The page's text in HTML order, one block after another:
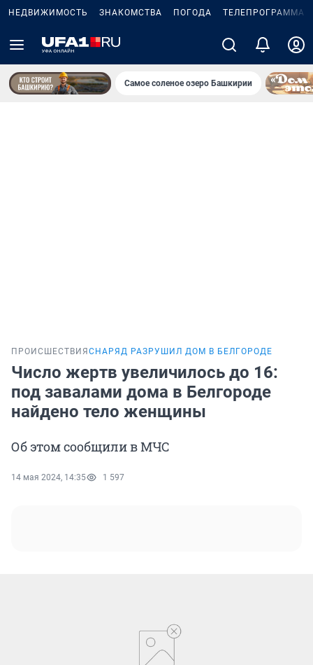
НЕДВИЖИМОСТЬ ЗНАКОМСТВА ПОГОДА ТЕЛЕПРОГРАММА
Самое соленое озеро Башкирии
ПРОИСШЕСТВИЯ СНАРЯД РАЗРУШИЛ ДОМ В БЕЛГОРОДЕ
Число жертв увеличилось до 16:
под завалами дома в Белгороде
найдено тело женщины
Об этом сообщили в МЧС
14 мая 2024, 14:35 1 597